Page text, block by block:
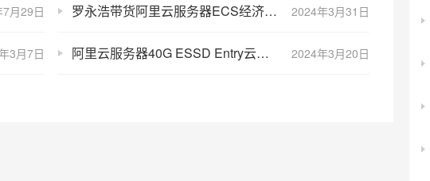
月29日 2024年3月31日
罗永浩带货阿里云服务器ECS经济型e实例为何方神圣？
3月7日 2024年3月20日
阿里云服务器40G ESSD Entry云盘够用吗？性能如何？